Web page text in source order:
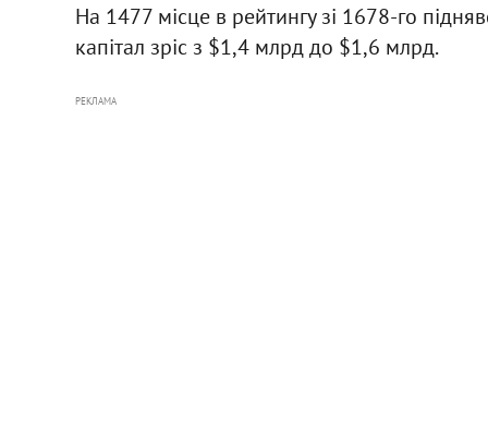
На 1477 місце в рейтингу зі 1678-го
капітал зріс з $1,4 млрд до $1,6 млрд.
РЕКЛАМА